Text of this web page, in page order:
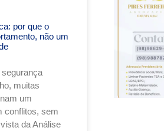
por que o
não um
muitas
um
conflitos, sem
da Análise